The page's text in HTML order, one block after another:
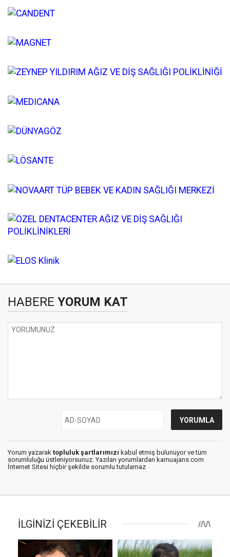
HABERE YORUM KAT
Yorum yazarak topluluk şartlarımızı kabul etmiş bulunuyor ve tüm
sorumluluğu üstleniyorsunuz. Yazılan yorumlardan kamuajans.com
İnternet Sitesi hiçbir şekilde sorumlu tutulamaz